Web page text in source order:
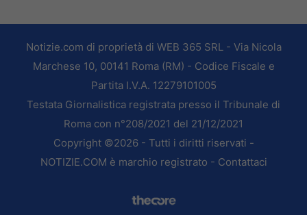
Notizie.com di proprietà di WEB 365 SRL - Via Nicola
Marchese 10, 00141 Roma (RM) - Codice Fiscale e
Partita I.V.A. 12279101005
Testata Giornalistica registrata presso il Tribunale di
Roma con n°208/2021 del 21/12/2021
Copyright ©2026 - Tutti i diritti riservati -
NOTIZIE.COM è marchio registrato - Contattaci